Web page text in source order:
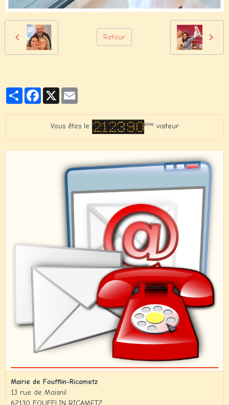
Retour
PartagerFacebook
X
Vous êtes le èmevisiteur
Mairie de Foufflin-Ricametz
13 rue de Maisnil